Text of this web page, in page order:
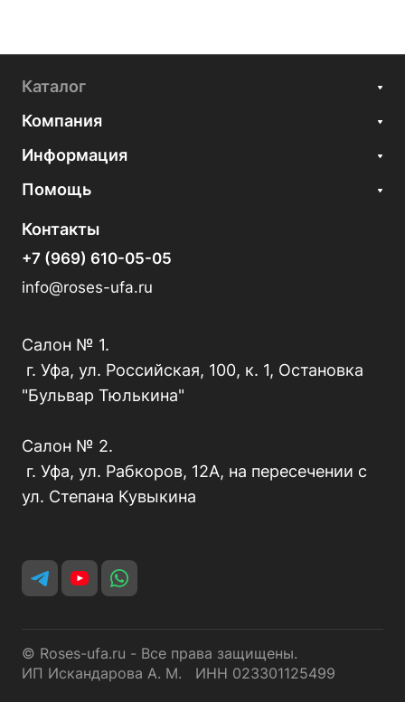
Каталог
Компания
Информация
Помощь
Контакты
+7 (969) 610-05-05
info@roses-ufa.ru
Салон № 1.
г. Уфа, ул. Российская, 100, к. 1, Остановка
"Бульвар Тюлькина"
Салон № 2.
г. Уфа, ул. Рабкоров, 12А, на пересечении с
ул. Степана Кувыкина
© Roses-ufa.ru - Все права защищены.
ИП Искандарова А. М. ИНН 023301125499